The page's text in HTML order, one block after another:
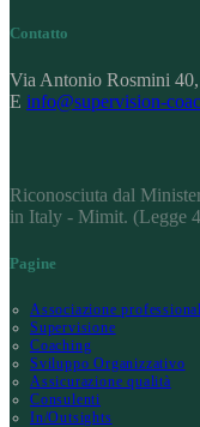
Contatto
Via Antonio Rosmini
E info@supervision-
Riconosciuta dal
in Italy - Mimit. (Legge
Pagine
Associazione
Supervisione
Coaching
Sviluppo Organizzativo
Assicurazione qualità
Consulenti
In/Outsights